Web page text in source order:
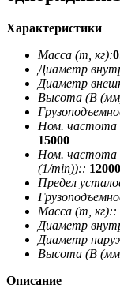
Характеристики
Масса (m, кг):
Диаметр
Диаметр
Высота (В
Ном. частота
15000
Ном. частота
(1/min)):: 12000
Предел
Масса (m, кг)::
Диаметр
Диаметр
Высота (В
Описание